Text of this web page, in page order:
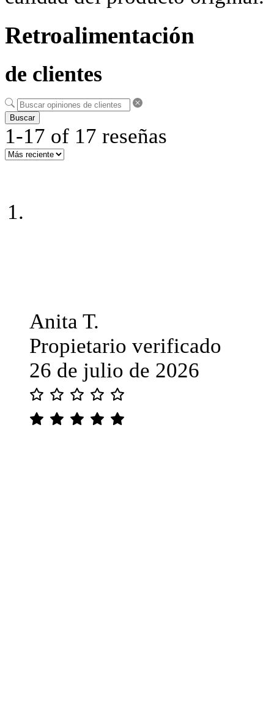
Retroalimentación
de clientes
Buscar
1-17 of 17 reseñas
Anita T.
Propietario verificado
26 de julio de 2026